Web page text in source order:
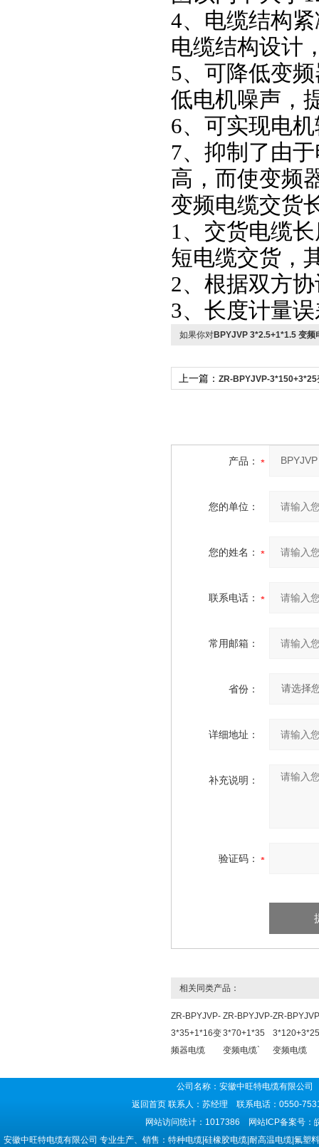
4、电缆结构
电缆结构设计
5、可降低变
低电机噪声，
6、可实现电
7、抑制了由
高，而使变频
变频电缆交货
1、交货电缆
短电缆交货，
2、根据双方
3、长度计量
如果你对BPYJVP 3*2.5+1*1.5 变频
上一篇： ZR-BPYJVP-3*150+3*25
产品：
您的单位：
您的姓名：
联系电话：
常用邮箱：
省份：
详细地址：
补充说明：
验证码：
相关同类产品：
ZR-BPYJVP-
3*35+1*16变
频器电缆
ZR-BPYJVP-
3*70+1*35
变频电缆`
ZR-
3*120+3*25
变频电缆
公司名称：安徽中旺特电缆有限公
返回首页 联系人：苏经理 联系电话：0550-
网站访问统计：1017386 网站ICP备案号：
安徽中旺特电缆有限公司 专业生产、销售：特种电缆|硅橡胶电缆|耐高温电缆|氟